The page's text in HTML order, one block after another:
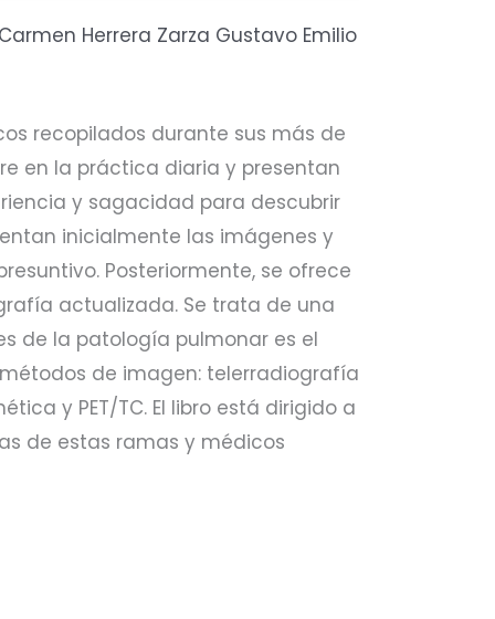
Herrera Zarza Gustavo Emilio
recopilados durante sus más de
en la práctica diaria y presentan
y sagacidad para descubrir
inicialmente las imágenes y
Posteriormente, se ofrece
actualizada. Se trata de una
de la patología pulmonar es el
de imagen: telerradiografía
y PET/TC. El libro está dirigido a
de estas ramas y médicos